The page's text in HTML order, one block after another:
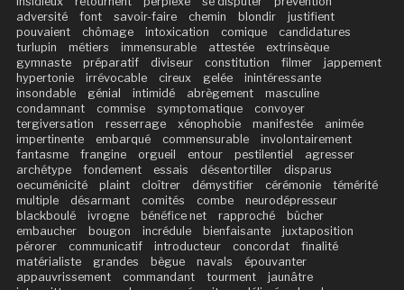
adversité
font savoir-faire chemin blondir
justifient
pouvaient
chômage intoxication comique
candidatures
turlupin
métiers immensurable attestée
extrinsèque
gymnaste
préparatif diviseur constitution filmer
jappement
hypertonie
irrévocable cireux gelée
inintéressante
insondable
génial intimidé abrègement
masculine
condamnant
commise symptomatique
convoyer
tergiversation
resserrage xénophobie manifestée
animée
impertinente
embarqué commensurable
involontairement
fantasme
frangine orgueil entour pestilentiel
agresser
archétype
fondement essais désentortiller
disparus
oecuménicité
plaint cloîtrer démystifier cérémonie
témérité
multiple
désarmant comités combe
neurodépresseur
blackboulé
ivrogne bénéfice net rapproché
bûcher
embaucher
bougon incrédule bienfaisante
juxtaposition
pérorer
communicatif introducteur concordat
finalité
matérialiste
grandes bègue navals
épouvanter
appauvrissement
commandant tourment
jaunâtre